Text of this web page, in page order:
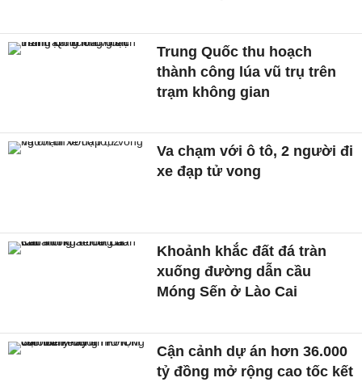
Trung Quốc thu hoạch
thành công lúa vũ trụ trên
trạm không gian
Va chạm với ô tô, 2 người đi
xe đạp tử vong
Khoảnh khắc đất đá tràn
xuống đường dẫn cầu
Móng Sến ở Lào Cai
Cận cảnh dự án hơn 36.000
tỷ đồng mở rộng cao tốc kết